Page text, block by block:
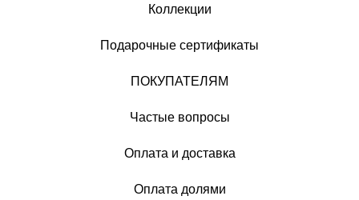
Коллекции
Подарочные сертификаты
ПОКУПАТЕЛЯМ
Частые вопросы
Оплата и доставка
Оплата долями